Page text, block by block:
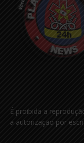
É proibida a
a autorização por